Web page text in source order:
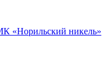
«Норильский никель»